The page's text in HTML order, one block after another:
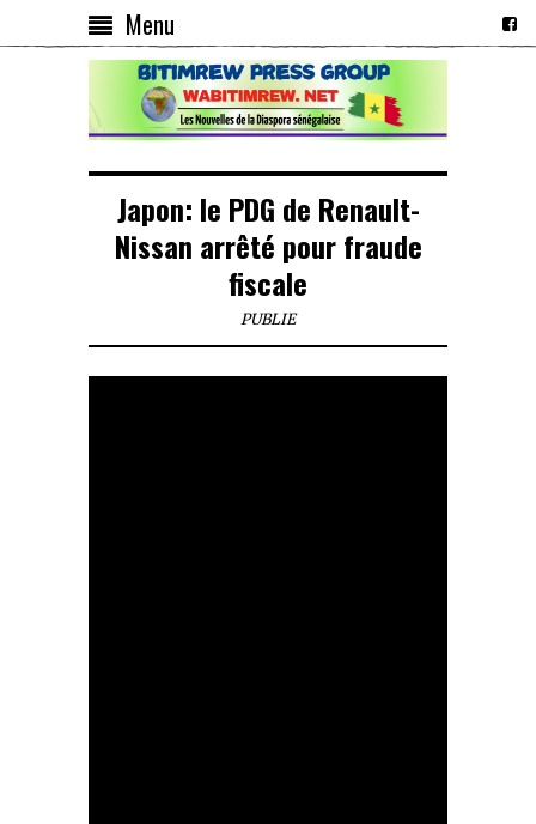
Menu
Japon: le PDG de Renault-
Nissan arrêté pour fraude
fiscale
PUBLIE